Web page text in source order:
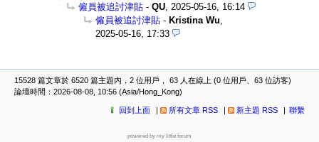
僱員被追討津貼 - QU 2025-05-16, 16:14
僱員被追討津貼 - Kristina Wu
2025-05-16, 17:33
15528 篇文章於 6520 篇主題內，2 位用戶， 63 人在線上 (0 位用戶、63 位訪客)
論壇時間：2026-08-08, 10:56 (Asia/Hong_Kong)
回到上面 所有文章 RSS 新主題 RSS 聯繫
powered by my little forum